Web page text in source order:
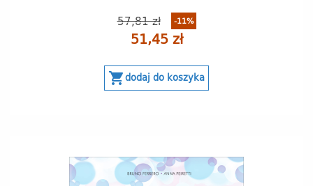
57,81 zł -11%
51,45 zł
shopping_cartdodaj do koszyka